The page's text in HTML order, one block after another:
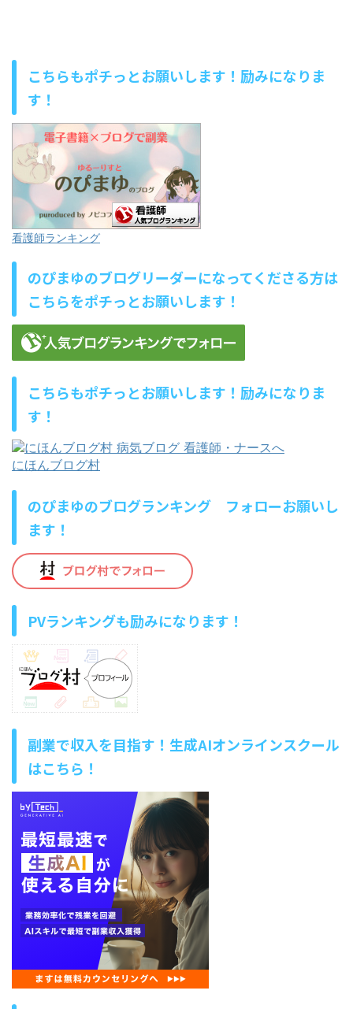
こちらもポチっとお願いします！励みになりま
す！
看護師ランキング
のぴまゆのブログリーダーになってくださる方は
こちらをポチっとお願いします！
こちらもポチっとお願いします！励みになりま
す！
にほんブログ村
のぴまゆのブログランキング フォローお願いし
ます！
PVランキングも励みになります！
副業で収入を目指す！生成AIオンラインスクール
はこちら！